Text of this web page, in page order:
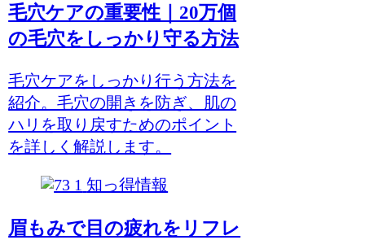
毛穴ケアの重要性｜20万個
の毛穴をしっかり守る方法
毛穴ケアをしっかり行う方法を
紹介。毛穴の開きを防ぎ、肌の
ハリを取り戻すためのポイント
を詳しく解説します。
知っ得情報
眉もみで目の疲れをリフレ